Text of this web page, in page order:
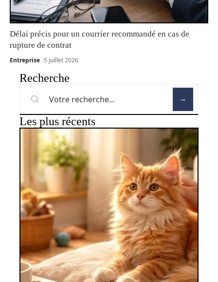
Délai précis pour un courrier recommandé en cas de
rupture de contrat
Entreprise 5 juillet 2026
Recherche
Les plus récents